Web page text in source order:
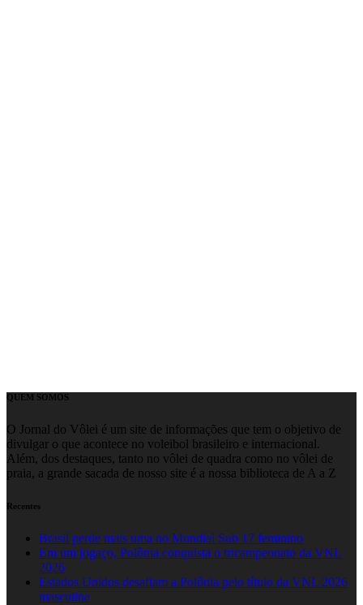
QUEM SOMOS
O Jornal do Vôlei é um site de informações que tem o objetivo de
divulgar o que acontece no voleibol brasileiro e internacional.
Além, dos destaques, tanto no vôlei de quadra como no vôlei de
praia, a grande sacada de nosso site é a nossa biblioteca de A a Z
Recentes
Brasil perde mais uma no Mundial Sub 17 feminino
Em um jogaço, Polônia conquista o tricampeonato da VNL
2026
Estados Unidos desafiam a Polônia pelo título da VNL 2026
masculina